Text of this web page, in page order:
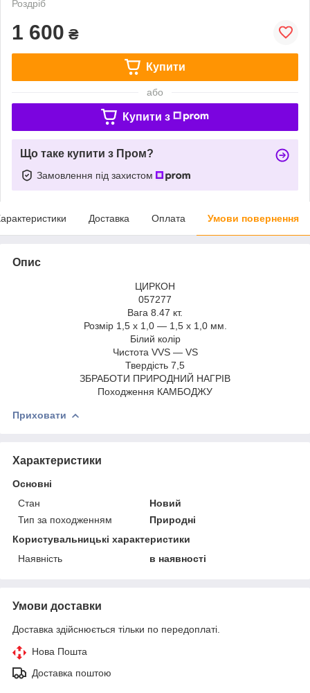
Роздріб
1 600 ₴
Купити
або
Купити з
Що таке купити з Пром?
Замовлення під захистом
Доставка Оплата Умови повернення
Опис
ЦИРКОН
057277
Вага 8.47 кт.
Розмір 1,5 х 1,0 — 1,5 х 1,0 мм.
Білий колір
Чистота VVS — VS
Твердість 7,5
ЗБРАБОТИ ПРИРОДНИЙ НАГРІВ
Походження КАМБОДЖУ
Приховати
Характеристики
Основні
Стан
Новий
Тип за походженням
Природні
Користувальницькі характеристики
Наявність
в наявності
Умови доставки
Доставка здійснюється тільки по передоплаті.
Нова Пошта
Доставка поштою